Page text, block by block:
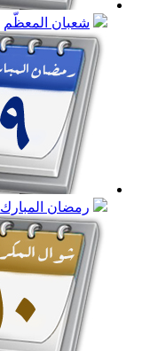
شعبان المعظّم
رمضان المبارك